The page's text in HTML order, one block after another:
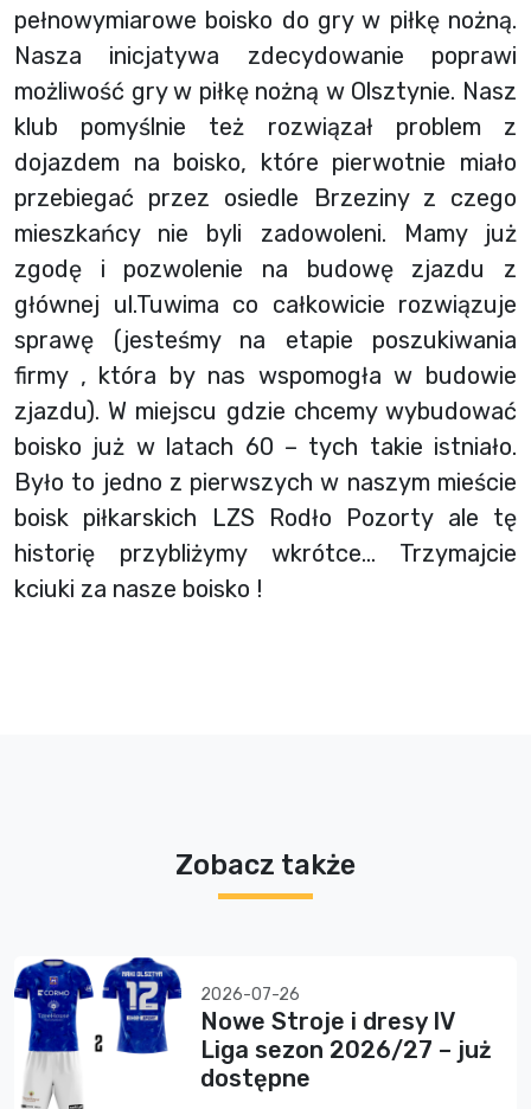
pełnowymiarowe boisko do gry w piłkę nożną.
Nasza inicjatywa zdecydowanie poprawi
możliwość gry w piłkę nożną w Olsztynie. Nasz
klub pomyślnie też rozwiązał problem z
dojazdem na boisko, które pierwotnie miało
przebiegać przez osiedle Brzeziny z czego
mieszkańcy nie byli zadowoleni. Mamy już
zgodę i pozwolenie na budowę zjazdu z
głównej ul.Tuwima co całkowicie rozwiązuje
sprawę (jesteśmy na etapie poszukiwania
firmy , która by nas wspomogła w budowie
zjazdu). W miejscu gdzie chcemy wybudować
boisko już w latach 60 – tych takie istniało.
Było to jedno z pierwszych w naszym mieście
boisk piłkarskich LZS Rodło Pozorty ale tę
historię przybliżymy wkrótce… Trzymajcie
kciuki za nasze boisko !
Zobacz także
2026-07-26
Nowe Stroje i dresy IV
Liga sezon 2026/27 – już
dostępne